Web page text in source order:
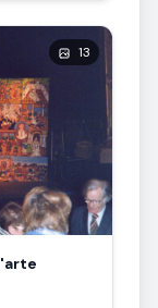
13